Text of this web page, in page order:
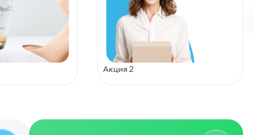
Акция 2